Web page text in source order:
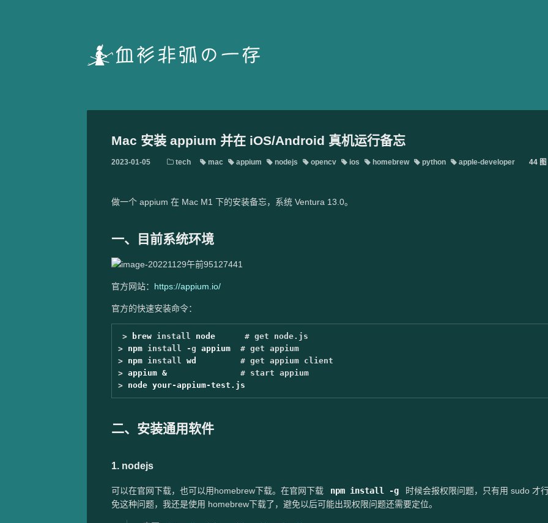
Mac 安装 appium 并在 iOS/Android 真机运行备忘
2023-01-05 tech mac appium nodejs opencv ios homebrew python apple-developer 44 图
做一个 appium 在 Mac M1 下的安装备忘，系统 Ventura 13.0。
一、目前系统环境
官方网站： https://appium.io/
官方的快速安装命令：
> brew install node # get node.js
> npm install -g appium # get appium
> npm install wd # get appium client
> appium & # start appium
>
二、安装通用软件
1. nodejs
可以在官网下载，也可以用homebrew下载。在官网下载 npm install -g
时候会报权限问题，只有用 sudo 才
免这种问题，我还是使用 homebrew下载了，避免以后可能出现权限问题还需要定位。